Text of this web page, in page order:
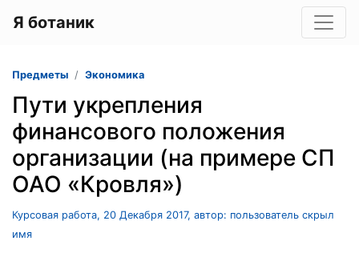
Я ботаник
Предметы Экономика
Пути укрепления
финансового положения
организации (на примере СП
ОАО «Кровля»)
Курсовая работа, 20 Декабря 2017, автор: пользователь скрыл
имя